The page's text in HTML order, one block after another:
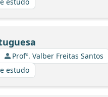
Profº. Valber Freitas Santos
estudo